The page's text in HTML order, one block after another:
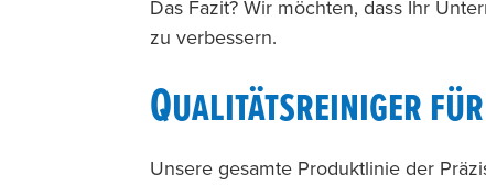
Das Fazit? Wir möchten, dass Ihr
zu verbessern.
Qualitätsreiniger für
Unsere gesamte Produktlinie der